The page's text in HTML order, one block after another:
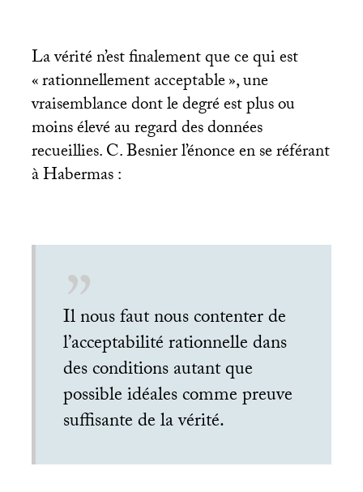
La vérité n’est finalement que ce qui est
«rationnellement acceptable», une
vraisemblance dont le degré est plus ou
moins élevé au regard des données
recueillies. C. Besnier l’énonce en se référant
à Habermas :
Il nous faut nous contenter de
l’acceptabilité rationnelle dans
des conditions autant que
possible idéales comme preuve
suffisante de la vérité.